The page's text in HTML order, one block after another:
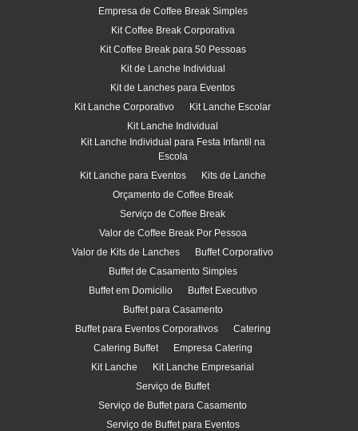
Empresa de Coffee Break Simples
Kit Coffee Break Corporativa
Kit Coffee Break para 50 Pessoas
Kit de Lanche Individual
Kit de Lanches para Eventos
Kit Lanche Corporativo
Kit Lanche Escolar
Kit Lanche Individual
Kit Lanche Individual para Festa Infantil na
Escola
Kit Lanche para Eventos
Kits de Lanche
Orçamento de Coffee Break
Serviço de Coffee Break
Valor de Coffee Break Por Pessoa
Valor de Kits de Lanches
Buffet Corporativo
Buffet de Casamento Simples
Buffet em Domicilio
Buffet Executivo
Buffet para Casamento
Buffet para Eventos Corporativos
Catering
Catering Buffet
Empresa Catering
Kit Lanche
Kit Lanche Empresarial
Serviço de Buffet
Serviço de Buffet para Casamento
Serviço de Buffet para Eventos